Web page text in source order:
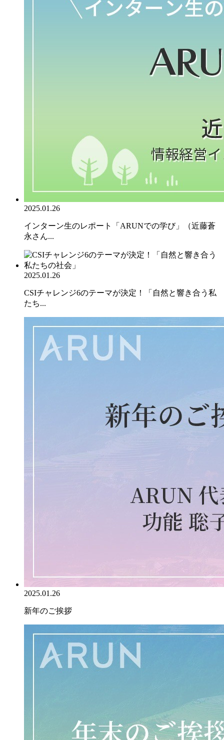
2025.01.26
インターン生のレポート「ARUNでの学び」（近藤蒼
永さん...
2025.01.26
CSIチャレンジ6のテーマが決定！「自然と響き合う私
たち...
2025.01.26
新年のご挨拶